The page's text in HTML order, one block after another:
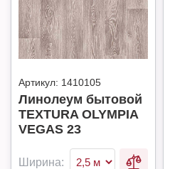
Артикул: 1410105
Линолеум бытовой
TEXTURA OLYMPIA
VEGAS 23
Ширина: